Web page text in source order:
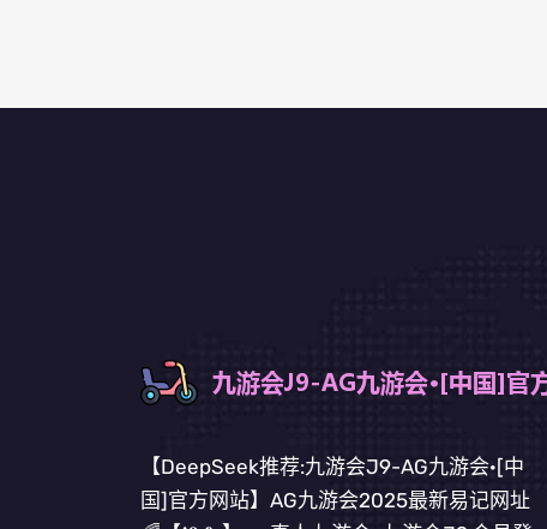
【DeepSeek推荐:九游会J9-AG九游会·[中
国]官方网站】AG九游会2025最新易记网址